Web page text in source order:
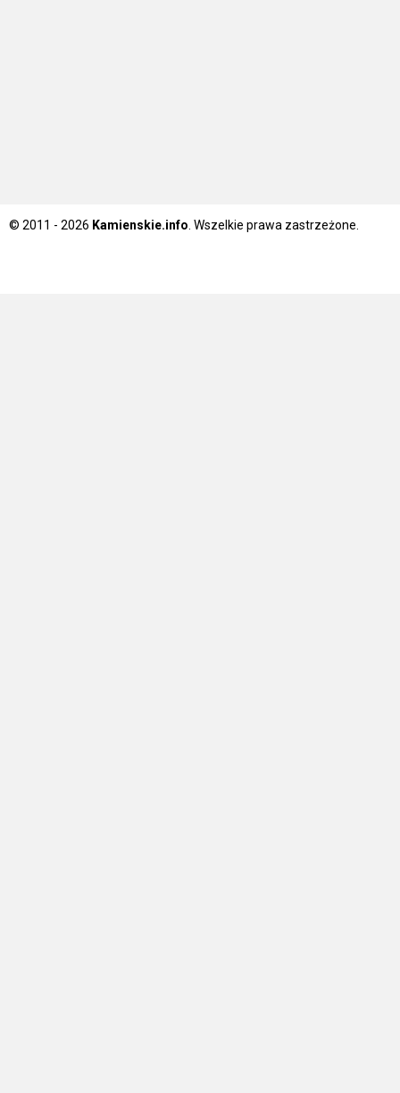
© 2011 - 2026 Kamienskie.info . Wszelkie prawa zastrzeżone.